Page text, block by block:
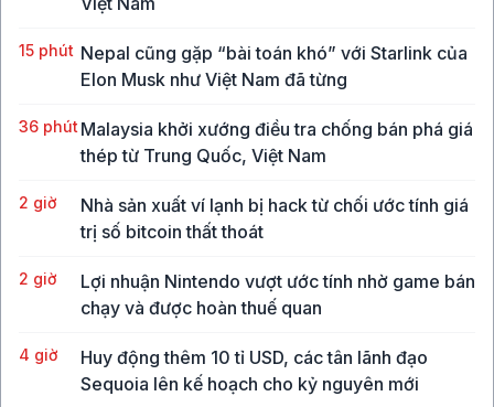
15 phút Nepal cũng gặp “bài toán khó” với Starlink của
Elon Musk như Việt Nam đã từng
36 phút Malaysia khởi xướng điều tra chống bán phá giá
thép từ Trung Quốc, Việt Nam
2 giờ
Nhà sản xuất ví lạnh bị hack từ chối ước tính giá
trị số bitcoin thất thoát
2 giờ
Lợi nhuận Nintendo vượt ước tính nhờ game bán
chạy và được hoàn thuế quan
4 giờ
Huy động thêm 10 tỉ USD, các tân lãnh đạo
Sequoia lên kế hoạch cho kỷ nguyên mới